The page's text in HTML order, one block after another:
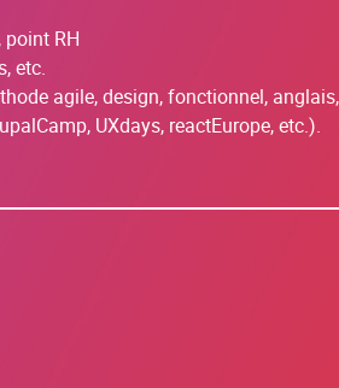
RH
etc.
agile, design, fonctionnel,
UXdays, reactEurope, etc.).